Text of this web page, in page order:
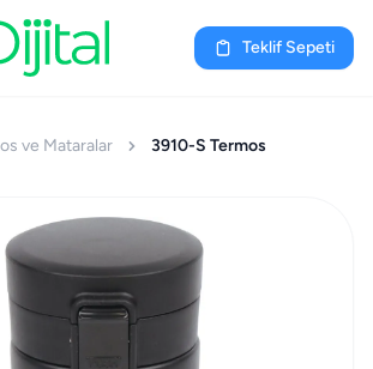
Teklif Sepeti
ve Mataralar 3910-S Termos